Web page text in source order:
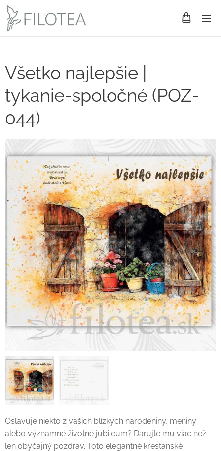
Všetko najlepšie |
tykanie-spoločné (POZ-
044)
Oslavuje niekto z vašich blízkych narodeniny, meniny
alebo významné životné jubileum? Darujte mu viac než
len obyčajný pozdrav. Toto elegantné kresťanské